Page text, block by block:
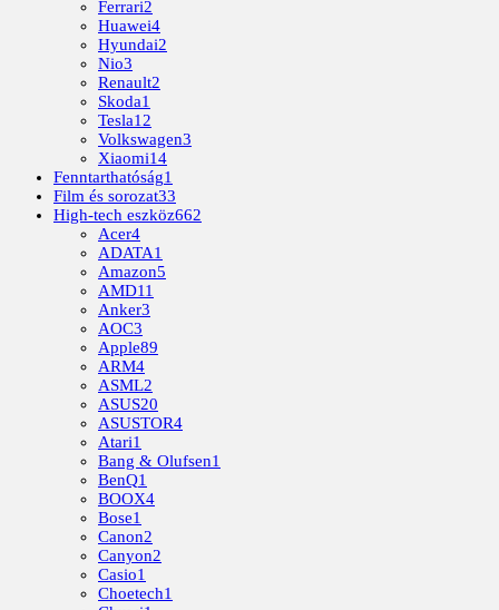
Ferrari2
Huawei4
Hyundai2
Nio3
Renault2
Skoda1
Tesla12
Volkswagen3
Xiaomi14
Fenntarthatóság1
Film és sorozat33
High-tech eszköz662
Acer4
ADATA1
Amazon5
AMD11
Anker3
AOC3
Apple89
ARM4
ASML2
ASUS20
ASUSTOR4
Atari1
Bang & Olufsen1
BenQ1
BOOX4
Bose1
Canon2
Canyon2
Casio1
Choetech1